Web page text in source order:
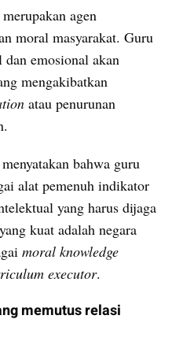
agen
moral masyarakat. Guru
dan emosional akan
atau penurunan
bahwa guru
alat pemenuh indikator
yang harus dijaga
kuat adalah negara
moral knowledge
executor.
memutus relasi